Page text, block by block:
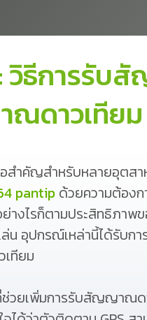
วิธีการรั
ดาวเทียม
สำคัญสำหรับหลายอุตส
pantip ด้วยความต้อง
างไรก็ตามประสิทธิภา
ปกรณ์เหล่านี้ได้รับกา
ทียม
ยเพิ่มการรับสัญญาณ